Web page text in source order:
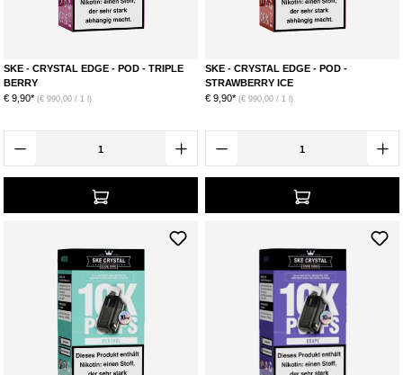
SKE - CRYSTAL EDGE - POD - TRIPLE
BERRY
€ 9,90* (€ 990,00 / 1 l)
SKE - CRYSTAL EDGE - POD -
STRAWBERRY ICE
€ 9,90* (€ 990,00 / 1 l)